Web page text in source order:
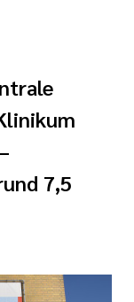
7,5